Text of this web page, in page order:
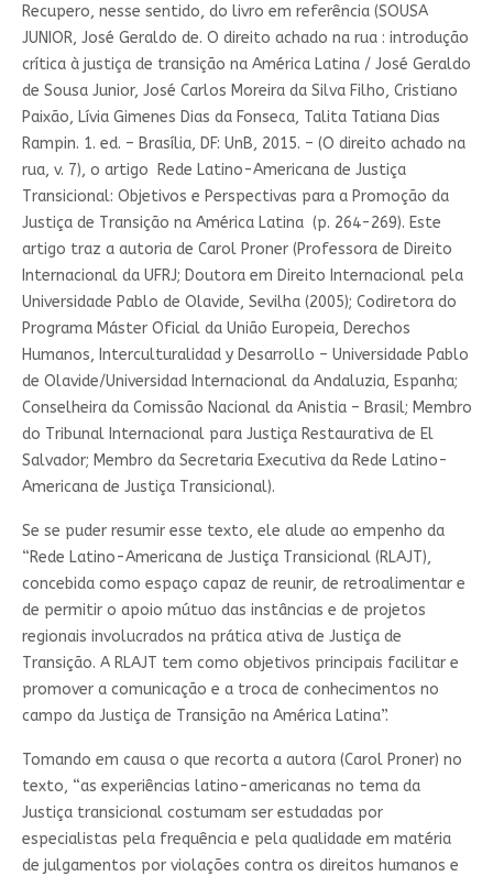
Recupero, nesse sentido, do livro em referência (SOUSA
JUNIOR, José Geraldo de. O direito achado na rua : introdução
crítica à justiça de transição na América Latina / José Geraldo
de Sousa Junior, José Carlos Moreira da Silva Filho, Cristiano
Paixão, Lívia Gimenes Dias da Fonseca, Talita Tatiana Dias
Rampin. 1. ed. – Brasília, DF: UnB, 2015. – (O direito achado na
rua, v. 7), o artigo Rede Latino-Americana de Justiça
Transicional: Objetivos e Perspectivas para a Promoção da
Justiça de Transição na América Latina (p. 264-269). Este
artigo traz a autoria de Carol Proner (Professora de Direito
Internacional da UFRJ; Doutora em Direito Internacional pela
Universidade Pablo de Olavide, Sevilha (2005); Codiretora do
Programa Máster Oficial da União Europeia, Derechos
Humanos, Interculturalidad y Desarrollo – Universidade Pablo
de Olavide/Universidad Internacional da Andaluzia, Espanha;
Conselheira da Comissão Nacional da Anistia – Brasil; Membro
do Tribunal Internacional para Justiça Restaurativa de El
Salvador; Membro da Secretaria Executiva da Rede Latino-
Americana de Justiça Transicional).
Se se puder resumir esse texto, ele alude ao empenho da
“Rede Latino-Americana de Justiça Transicional (RLAJT),
concebida como espaço capaz de reunir, de retroalimentar e
de permitir o apoio mútuo das instâncias e de projetos
regionais involucrados na prática ativa de Justiça de
Transição. A RLAJT tem como objetivos principais facilitar e
promover a comunicação e a troca de conhecimentos no
campo da Justiça de Transição na América Latina”.
Tomando em causa o que recorta a autora (Carol Proner) no
texto, “as experiências latino-americanas no tema da
Justiça transicional costumam ser estudadas por
especialistas pela frequência e pela qualidade em matéria
de julgamentos por violações contra os direitos humanos e